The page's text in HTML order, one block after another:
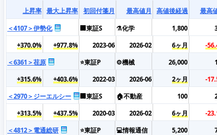
上昇率 最大上昇率 初回付箋月 最高値月 高値後経過
最高
＜4107＞伊勢化
🏢東証S ⚗️化学 1,800
+370.0%
+977.8% 2023-06 2026-02 6ヶ月
-
＜6361＞荏原
⭐東証P ⚙️機械 26,000
+315.6%
+403.6% 2022-03 2026-06 2ヶ月
-
＜2970＞ジーエルシー
🏢東証S 🏠不動産 100
+313.5%
+437.5% 2020-03 2026-02 6ヶ月
-
＜4812＞電通総研
⭐東証P 💻情報通信 5,200